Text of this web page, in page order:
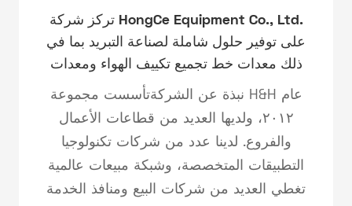
تركز شركة HongCe Equipment Co., Ltd.
على توفير حلول شاملة لصناعة التبريد بما في
ذلك معدات خط تجميع تكييف الهواء ومعدات
نبذة عن الشركةتأسست مجموعة H&H عام
٢٠١٢، ولديها العديد من قطاعات الأعمال
والفروع. لدينا عدد من شركات تكنولوجيا
التطبيقات المتخصصة، وشبكة مبيعات عالمية
تغطي العديد من شركات البيع ومنافذ الخدمة